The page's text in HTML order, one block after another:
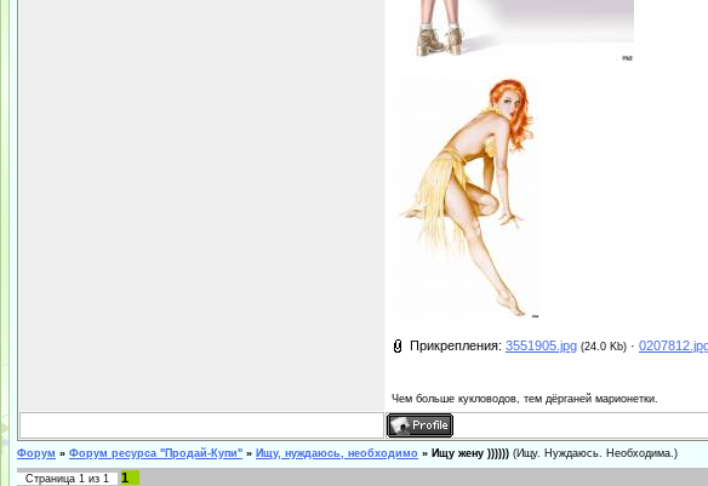
Прикрепления: 3551905.jpg (24.0 Kb) ·
Чем больше кукловодов, тем дёрганей марионетки.
Форум » Форум ресурса "Продай-Купи" » Ищу, нуждаюсь, необходимо » Ищу жену )))))) (Ищу. Нуждаюсь. Необходима.)
Страница 1 из 1
1